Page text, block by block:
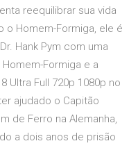
reequilibrar sua vida
Homem-Formiga, ele é
Hank Pym com uma
Formiga e a
Ultra Full 720p 1080p no
ajudado o Capitão
de Ferro na Alemanha,
a dois anos de prisão